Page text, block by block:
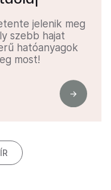
jelenik meg
szebb hajat
hatóanyagok
most!